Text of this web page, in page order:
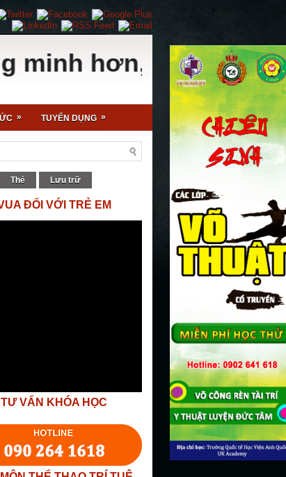
ngoan hơn,
» TUYỂN DỤNG »
Thẻ Lưu trữ
ĐỐI VỚI TRẺ EM
VẤN KHÓA HỌC